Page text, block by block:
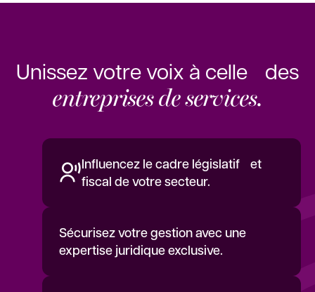
Unissez votre voix à celle des
entreprises de services.
Influencez le cadre législatif et
fiscal de votre secteur.
Sécurisez votre gestion avec une
expertise juridique exclusive.